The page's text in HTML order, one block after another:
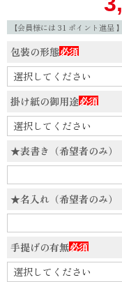
【会員様には 31 ポイント進呈 】
包装の形態
(必
須)
掛け紙の御用途
(必
須)
★表書き（希望者のみ）
★名入れ（希望者のみ）
手提げの有無
(必
須)